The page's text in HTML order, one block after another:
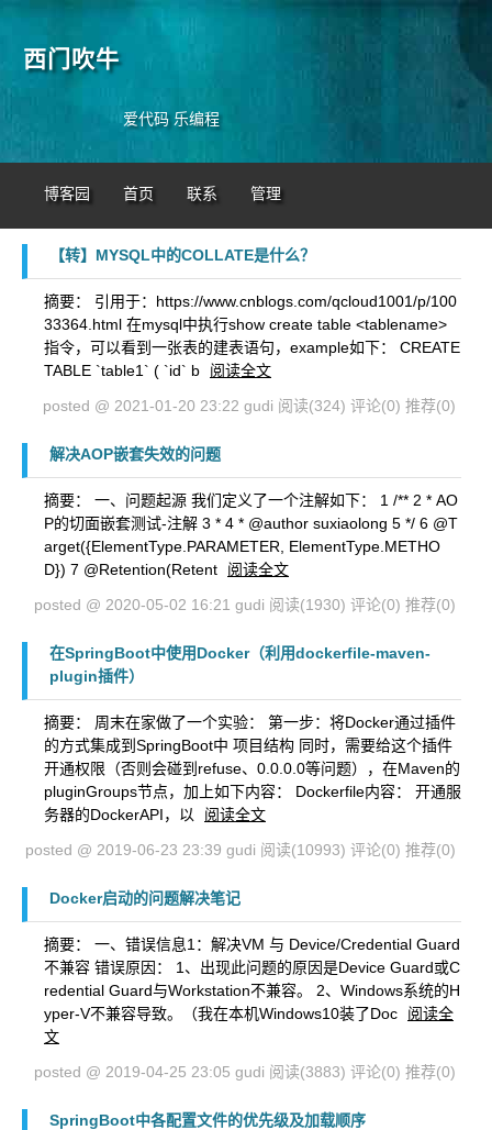
西门吹牛
爱代码 乐编程
博客园 首页 联系 管理
【转】MYSQL中的COLLATE是什么？
摘要： 引用于：https://www.cnblogs.com/qcloud1001/p/100
33364.html 在mysql中执行show create table <tablename>
指令，可以看到一张表的建表语句，example如下： CREATE
TABLE `table1` ( `id` b
阅读全文
posted @ 2021-01-20 23:22 gudi 阅读(324) 评论(0) 推荐(0)
解决AOP嵌套失效的问题
摘要： 一、问题起源 我们定义了一个注解如下： 1 /** 2 * AO
P的切面嵌套测试-注解 3 * 4 * @author suxiaolong 5 */ 6 @T
arget({ElementType.PARAMETER, ElementType.METHO
D}) 7 @Retention(Retent
阅读全文
posted @ 2020-05-02 16:21 gudi 阅读(1930) 评论(0) 推荐(0)
在SpringBoot中使用Docker（利用dockerfile-maven-
plugin插件）
摘要： 周末在家做了一个实验： 第一步：将Docker通过插件
的方式集成到SpringBoot中 项目结构 同时，需要给这个插件
开通权限（否则会碰到refuse、0.0.0.0等问题），在Maven的
pluginGroups节点，加上如下内容： Dockerfile内容： 开通服
务器的DockerAPI，以
阅读全文
posted @ 2019-06-23 23:39 gudi 阅读(10993) 评论(0) 推荐(0)
Docker启动的问题解决笔记
摘要： 一、错误信息1：解决VM 与 Device/Credential Guard
不兼容 错误原因： 1、出现此问题的原因是Device Guard或C
redential Guard与Workstation不兼容。 2、Windows系统的H
yper-V不兼容导致。（我在本机Windows10装了Doc
阅读全
文
posted @ 2019-04-25 23:05 gudi 阅读(3883) 评论(0) 推荐(0)
SpringBoot中各配置文件的优先级及加载顺序